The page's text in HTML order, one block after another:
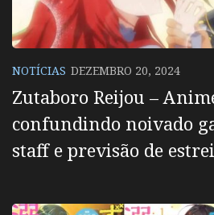
NOTÍCIAS DEZEMBRO 20, 2024
Zutaboro Reijou –
confundindo noivado
staff e previsão de